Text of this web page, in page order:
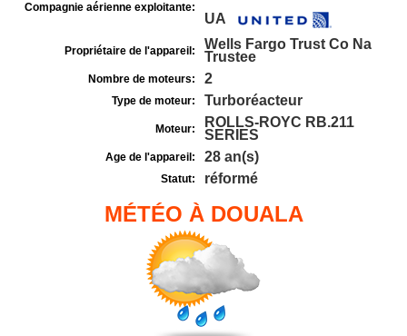
Compagnie aérienne exploitante:
UA
Propriétaire de l'appareil:
Wells Fargo Trust Co Na
Trustee
Nombre de moteurs: 2
Type de moteur: Turboréacteur
Moteur:
ROLLS-ROYC RB.211
SERIES
Age de l'appareil: 28 an(s)
Statut: réformé
MÉTÉO À DOUALA